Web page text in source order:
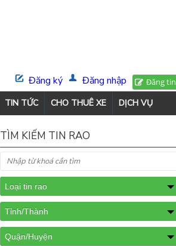
Đăng tin
Đăng nhập
Đăng ký
TIN TỨC CHO THUÊ XE DỊCH VỤ
TÌM KIẾM TIN RAO